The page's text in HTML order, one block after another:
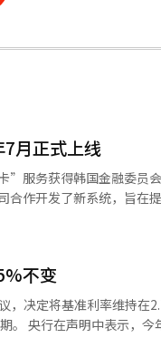
月正式上线
”服务获得韩国金融委员
手机应用程序（APP）开
不变
，决定将基准利率维持在
环境
关税政策带来的不确定